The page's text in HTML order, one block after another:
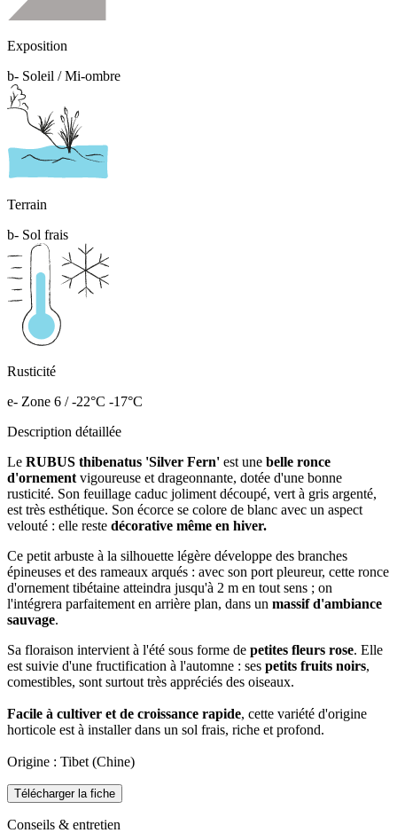
Exposition
b- Soleil / Mi-ombre
Terrain
b- Sol frais
Rusticité
e- Zone 6 / -22°C -17°C
Description détaillée
Le RUBUS thibenatus 'Silver Fern' est une belle ronce
d'ornement vigoureuse et drageonnante, dotée d'une bonne
rusticité. Son feuillage caduc joliment découpé, vert à gris argenté,
est très esthétique. Son écorce se colore de blanc avec un aspect
velouté : elle reste décorative même en hiver.
Ce petit arbuste à la silhouette légère développe des branches
épineuses et des rameaux arqués : avec son port pleureur, cette ronce
d'ornement tibétaine atteindra jusqu'à 2 m en tout sens ; on
l'intégrera parfaitement en arrière plan, dans un massif d'ambiance
sauvage.
Sa floraison intervient à l'été sous forme de petites fleurs rose. Elle
est suivie d'une fructification à l'automne : ses petits fruits noirs,
comestibles, sont surtout très appréciés des oiseaux.
Facile à cultiver et de croissance rapide, cette variété d'origine
horticole est à installer dans un sol frais, riche et profond.
Origine : Tibet (Chine)
Télécharger la fiche
Conseils & entretien